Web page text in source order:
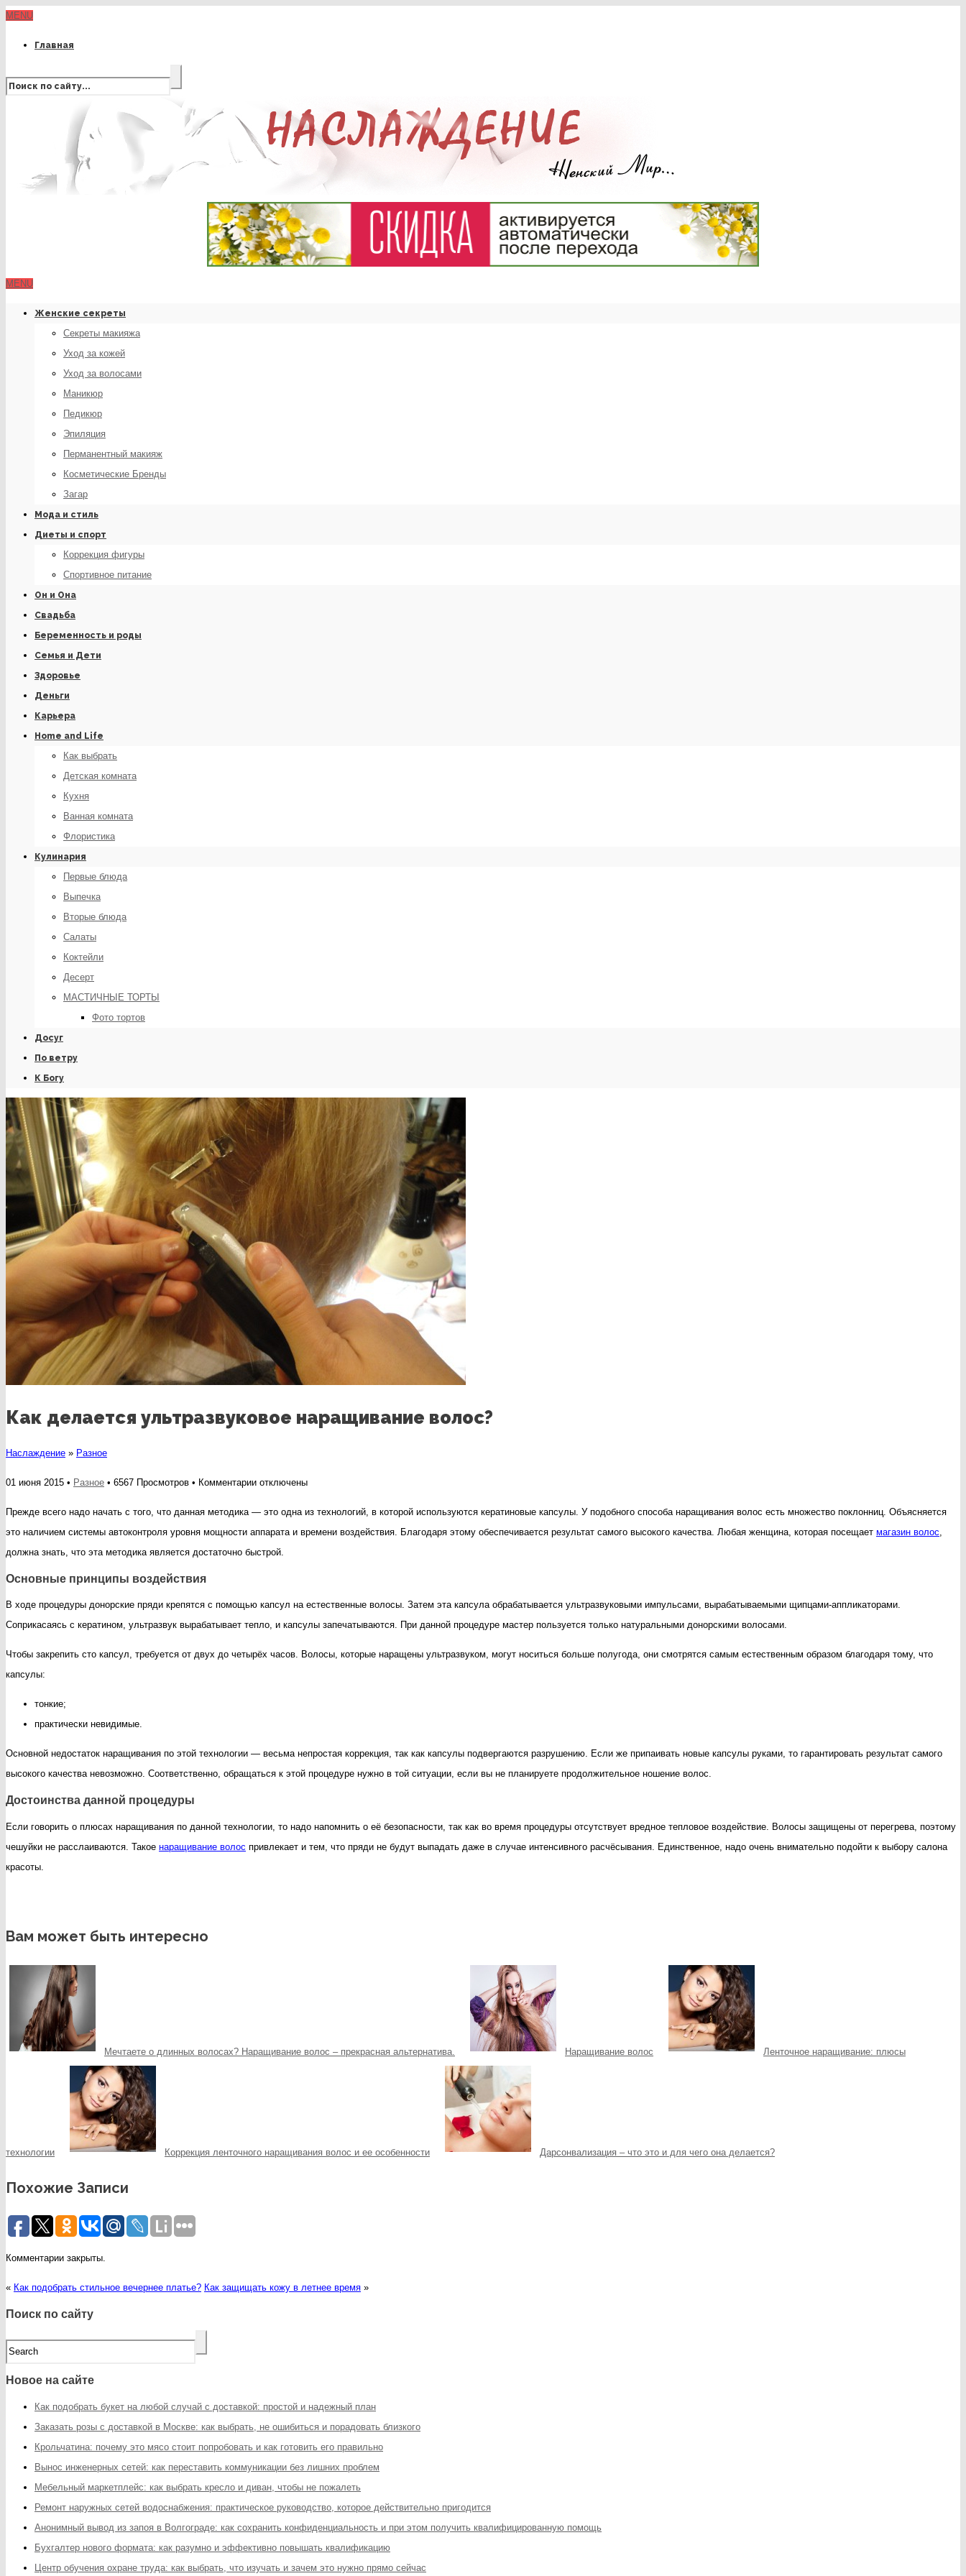
MENU
Главная
MENU
Женские секреты
Секреты макияжа
Уход за кожей
Уход за волосами
Маникюр
Педикюр
Эпиляция
Перманентный макияж
Косметические Бренды
Загар
Мода и стиль
Диеты и спорт
Коррекция фигуры
Спортивное питание
Он и Она
Свадьба
Беременность и роды
Семья и Дети
Здоровье
Деньги
Карьера
Home and Life
Как выбрать
Детская комната
Кухня
Ванная комната
Флористика
Кулинария
Первые блюда
Выпечка
Вторые блюда
Салаты
Коктейли
Десерт
МАСТИЧНЫЕ ТОРТЫ
Фото тортов
Досуг
По ветру
К Богу
Как делается ультразвуковое наращивание волос?
Наслаждение » Разное
01 июня 2015 • Разное • 6567 Просмотров • Комментариик
волос?
отключены
Прежде всего надо начать с того, что данная методика — это одна из технологий, в которой используются кератиновые капсулы. У подобного способа наращивания волос есть множество поклонниц. Объясняется
это наличием системы автоконтроля уровня мощности аппарата и времени воздействия. Благодаря этому обеспечивается результат самого высокого качества. Любая женщина, которая посещает магазин волос
должна знать, что эта методика является достаточно быстрой.
Основные принципы воздействия
В ходе процедуры донорские пряди крепятся с помощью капсул на естественные волосы. Затем эта капсула обрабатывается ультразвуковыми импульсами, вырабатываемыми щипцами-аппликаторами.
Соприкасаясь с кератином, ультразвук вырабатывает тепло, и капсулы запечатываются. При данной процедуре мастер пользуется только натуральными донорскими волосами.
Чтобы закрепить сто капсул, требуется от двух до четырёх часов. Волосы, которые наращены ультразвуком, могут носиться больше полугода, они смотрятся самым естественным образом благодаря тому, что
капсулы:
тонкие;
практически невидимые.
Основной недостаток наращивания по этой технологии — весьма непростая коррекция, так как капсулы подвергаются разрушению. Если же припаивать новые капсулы руками, то гарантировать результат самого
высокого качества невозможно. Соответственно, обращаться к этой процедуре нужно в той ситуации, если вы не планируете продолжительное ношение волос.
Достоинства данной процедуры
Если говорить о плюсах наращивания по данной технологии, то надо напомнить о её безопасности, так как во время процедуры отсутствует вредное тепловое воздействие. Волосы защищены от перегрева, поэтому
чешуйки не расслаиваются. Такое наращивание волос привлекает и тем, что пряди не будут выпадать даже в случае интенсивного расчёсывания. Единственное, надо очень внимательно подойти к выбору салона
красоты.
Вам может быть интересно
Мечтаете о длинных волосах? Наращивание волос – прекрасная альтернатива. Наращивание волос Ленточное наращивание: плюсы
технологии Коррекция ленточного наращивания волос и ее особенности Дарсонвализация – что это и для чего она делается?
Похожие Записи
Комментарии закрыты.
« Как подобрать стильное вечернее платье? Как защищать кожу в летнее время »
Поиск по сайту
Новое на сайте
Как подобрать букет на любой случай с доставкой: простой и надежный план
Заказать розы с доставкой в Москве: как выбрать, не ошибиться и порадовать близкого
Крольчатина: почему это мясо стоит попробовать и как готовить его правильно
Вынос инженерных сетей: как переставить коммуникации без лишних проблем
Мебельный маркетплейс: как выбрать кресло и диван, чтобы не пожалеть
Ремонт наружных сетей водоснабжения: практическое руководство, которое действительно пригодится
Анонимный вывод из запоя в Волгограде: как сохранить конфиденциальность и при этом получить квалифицированную помощь
Бухгалтер нового формата: как разумно и эффективно повышать квалификацию
Центр обучения охране труда: как выбрать, что изучать и зачем это нужно прямо сейчас